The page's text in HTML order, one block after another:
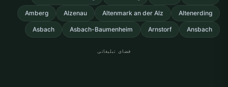
Altenerding
Altenmark an der Alz
Alzenau
Amberg
Ansbach
Arnstorf
Asbach-Baumenheim
Asbach
فضای تبلیغاتی